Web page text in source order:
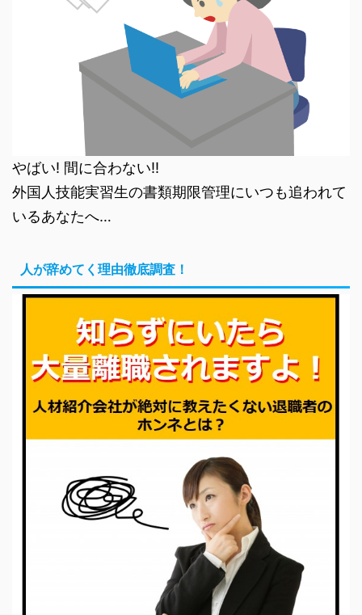
やばい! 間に合わない!!
外国人技能実習生の書類期限管理にいつも追われて
いるあなたへ…
人が辞めてく理由徹底調査！